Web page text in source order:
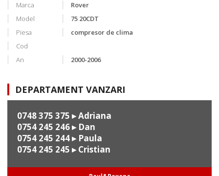
Marca
Rover
Model
75 20CDT
Piesa
compresor de clima
Cod
An
2000-2006
DEPARTAMENT VANZARI
0748 375 375 ▸ Adriana
0754 245 246▸ Dan
0754 245 244▸ Paula
0754 245 245 ▸ Cristian